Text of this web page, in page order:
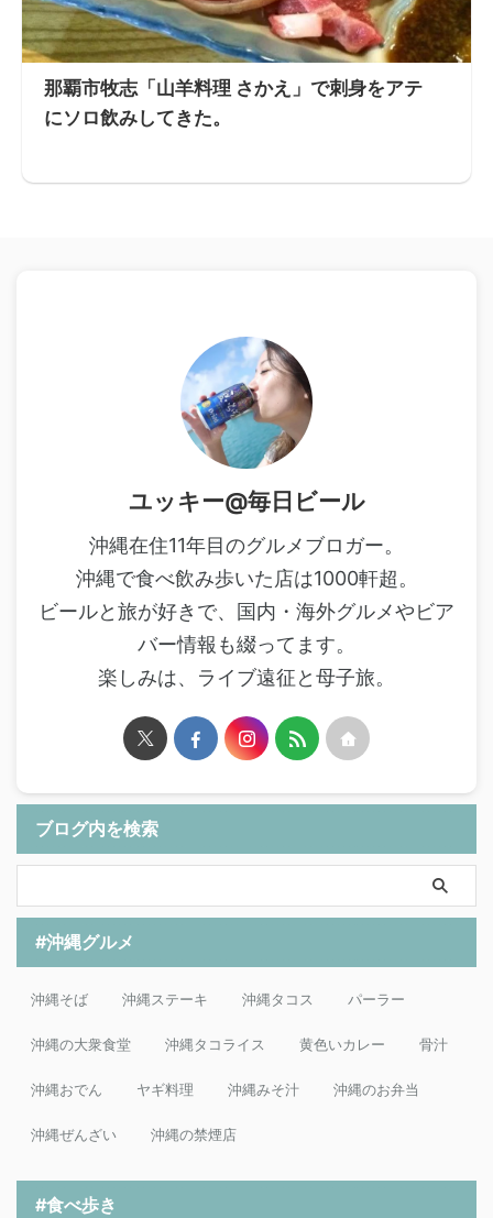
那覇市牧志「山羊料理 さかえ」で刺身をアテ
にソロ飲みしてきた。
ユッキー@毎日ビール
沖縄在住11年目のグルメブロガー。
沖縄で食べ飲み歩いた店は1000軒超。
ビールと旅が好きで、国内・海外グルメやビア
バー情報も綴ってます。
楽しみは、ライブ遠征と母子旅。
ブログ内を検索
#沖縄グルメ
沖縄そば 沖縄ステーキ 沖縄タコス パーラー
沖縄の大衆食堂 沖縄タコライス 黄色いカレー 骨汁
沖縄おでん ヤギ料理 沖縄みそ汁 沖縄のお弁当
沖縄ぜんざい 沖縄の禁煙店
#食べ歩き